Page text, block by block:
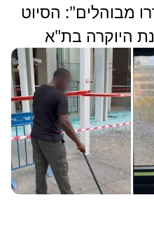
מבוהלים": הסיוט
היוקרה בת"א